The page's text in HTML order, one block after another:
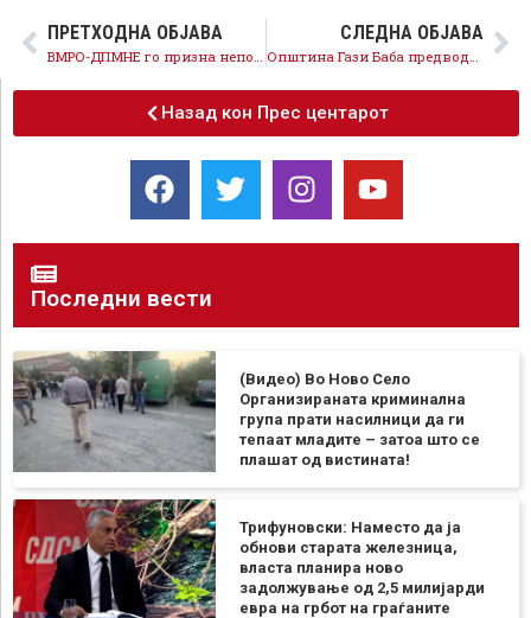
ПРЕТХОДНА ОБЈАВА СЛЕДНА ОБЈАВА
Назад кон Прес центарот
Последни вести
(Видео) Во Ново Село
Организираната криминална
група прати насилници да ги
тепаат младите – затоа што се
плашат од вистината!
Трифуновски: Наместо да ја
обнови старата железница,
власта планира ново
задолжување од 2,5 милијарди
евра на грбот на граѓаните